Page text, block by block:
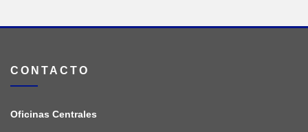
CONTACTO
Oficinas Centrales